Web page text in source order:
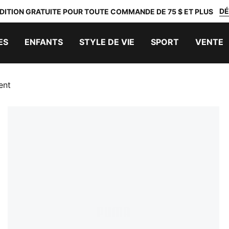
GRATUITE POUR TOUTE COMMANDE DE 75 $ ET PLUS
ENFANTS STYLE DE VIE SPORT VENTE